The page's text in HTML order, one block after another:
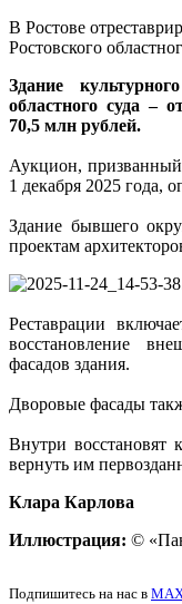
В Ростове
Ростовского
Здание
областного суда –
70,5 млн рублей.
Аукцион, призванный
1 декабря 2025 года,
Здание бывшего
проектам
Реставрации
восстановление
фасадов здания.
Дворовые фасады
Внутри
вернуть им
Клара Карлова
Иллюстрация: ©
Подпишитесь на нас в